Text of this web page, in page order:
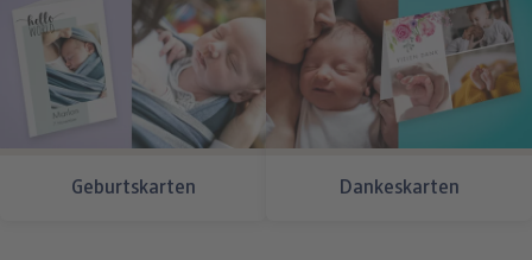
Papa und Mama haben sich sehr über die
zahlreichen Geschenke und Glückwünsche gefreut”
Geburtskarten Dankeskarten